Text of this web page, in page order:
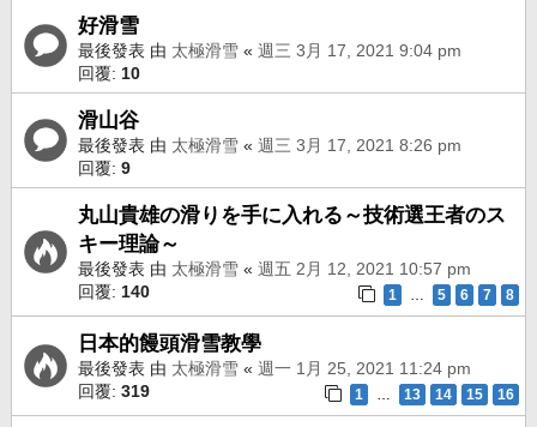
好滑雪
最後發表 由 太極滑雪 « 週三 3月 17, 2021 9:04 pm
回覆: 10
滑山谷
最後發表 由 太極滑雪 « 週三 3月 17, 2021 8:26 pm
回覆: 9
丸山貴雄の滑りを手に入れる～技術選王者のス
キー理論～
最後發表 由 太極滑雪 « 週五 2月 12, 2021 10:57 pm
回覆: 140 1 … 5 6 7 8
日本的饅頭滑雪教學
最後發表 由 太極滑雪 « 週一 1月 25, 2021 11:24 pm
回覆: 319 1 … 13 14 15 16